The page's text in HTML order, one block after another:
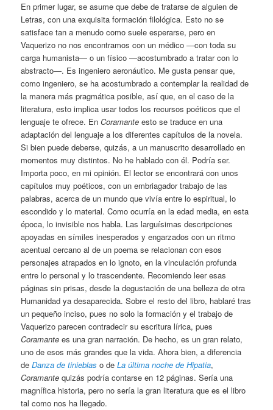
En primer lugar, se asume que debe de tratarse de alguien de
Letras, con una exquisita formación filológica. Esto no se
satisface tan a menudo como suele esperarse, pero en
Vaquerizo no nos encontramos con un médico ―con toda su
carga humanista― o un físico ―acostumbrado a tratar con lo
abstracto―. Es ingeniero aeronáutico. Me gusta pensar que,
como ingeniero, se ha acostumbrado a contemplar la realidad de
la manera más pragmática posible, así que, en el caso de la
literatura, esto implica usar todos los recursos poéticos que el
lenguaje te ofrece. EnCoramante esto se traduce en una
adaptación del lenguaje a los diferentes capítulos de la novela.
Si bien puede deberse, quizás, a un manuscrito desarrollado en
momentos muy distintos. No he hablado con él. Podría ser.
Importa poco, en mi opinión. El lector se encontrará con unos
capítulos muy poéticos, con un embriagador trabajo de las
palabras, acerca de un mundo que vivía entre lo espiritual, lo
escondido y lo material. Como ocurría en la edad media, en esta
época, lo invisible nos habla. Las larguísimas descripciones
apoyadas en símiles inesperados y engarzados con un ritmo
acentual cercano al de un poema se relacionan con esos
personajes atrapados en lo ignoto, en la vinculación profunda
entre lo personal y lo trascendente. Recomiendo leer esas
páginas sin prisas, desde la degustación de una belleza de otra
Humanidad ya desaparecida. Sobre el resto del libro, hablaré tras
un pequeño inciso, pues no solo la formación y el trabajo de
Vaquerizo parecen contradecir su escritura lírica, pues
Coramante es una gran narración. De hecho, es un gran relato,
uno de esos más grandes que la vida. Ahora bien, a diferencia
deDanza de tinieblas o deLa última noche de Hipatia,
Coramante quizás podría contarse en 12 páginas. Sería una
magnífica historia, pero no sería la gran literatura que es el libro
tal como nos ha llegado.